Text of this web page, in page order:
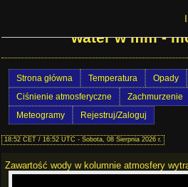
Prognoza pogody w
water w mm -
Strona główna Temperatura Opady
Ciśnienie atmosferyczne
Zachmurzenie
Meteogramy
Rejestruj/Zaloguj
18:52 CET / 16:52 UTC - Sobota, 08 Sierpnia 2026 r.
Zawartość wody w kolumnie atmosfery